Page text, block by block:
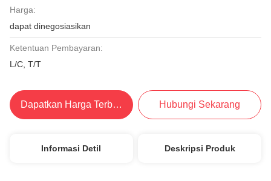
Harga:
dapat dinegosiasikan
Ketentuan Pembayaran:
L/C, T/T
Dapatkan Harga Terbaik Hubungi Sekarang
Informasi Detil Deskripsi Produk